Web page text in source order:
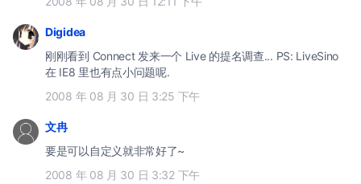
Digidea
刚刚看到 Connect 发来一个 Live 的提名调查... PS: LiveSino
在 IE8 里也有点小问题呢.
2008 年 08 月 30 日 3:25 下午
文冉
要是可以自定义就非常好了~
2008 年 08 月 30 日 3:32 下午